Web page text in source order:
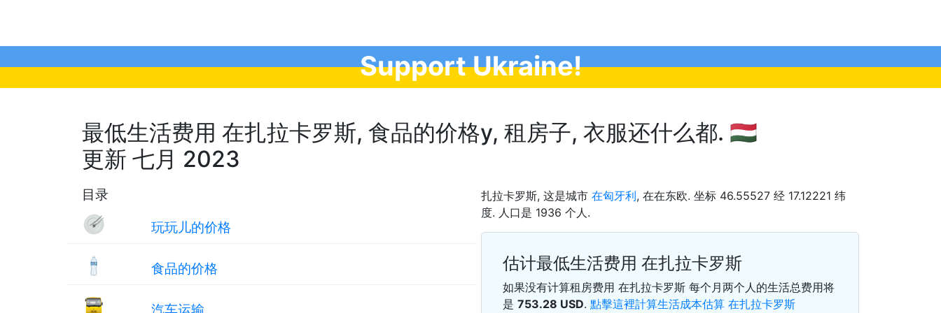
Support Ukraine!
最低生活费用 在扎拉卡罗斯, 食品的价格у, 租房子, 衣服还什么都. 🇭🇺
更新 七月 2023
目录
玩玩儿的价格
食品的价格
汽车运输
扎拉卡罗斯, 这是城市 在匈牙利, 在在东欧. 坐标 46.55527 经 17.12221 纬
度. 人口是 1936 个人.
估计最低生活费用 在扎拉卡罗斯
如果没有计算租房费用 在扎拉卡罗斯 每个月两个人的生活总费用将
是 753.28 USD. 點擊這裡計算生活成本估算 在扎拉卡罗斯